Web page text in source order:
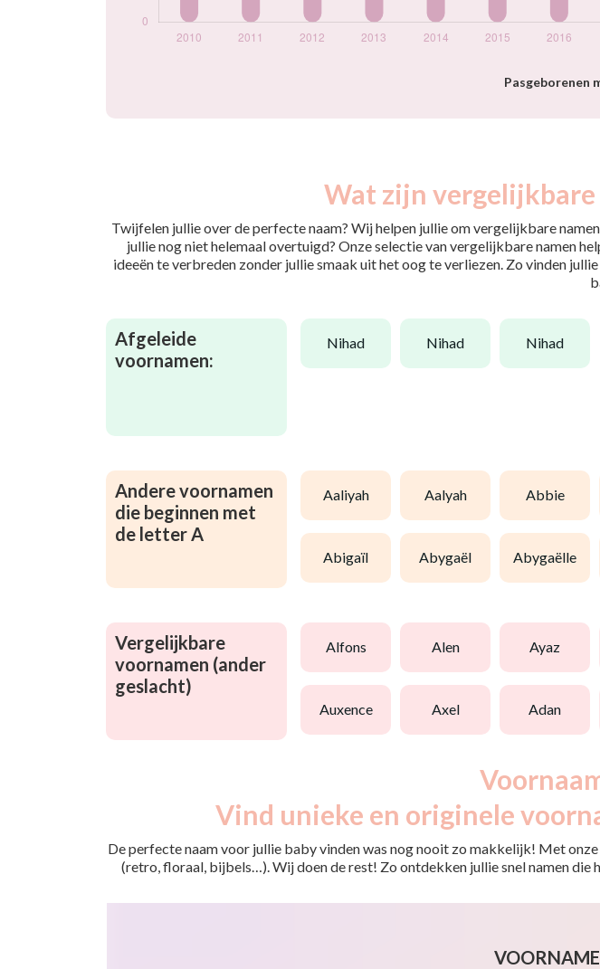
Pasgeborenen
Wat zijn
Twijfelen jullie over de perfecte naam? Wij helpen jullie om vergelijkbare
jullie nog niet helemaal overtuigd? Onze selectie van vergelijkbare namen
ideeën te verbreden zonder jullie smaak uit het oog te verliezen. Zo vinden
Afgeleide
voornamen:
nihad nihad nihad
Andere voornamen
die beginnen met
de letter A
aaliyah aalyah abbie
abigaïl abygaël abygaëlle
Vergelijkbare
voornamen (ander
geslacht)
alfons alen ayaz
auxence axel adan
Vind unieke en originele
De perfecte naam voor jullie baby vinden was nog nooit zo makkelijk! Met
(retro, floraal, bijbels…). Wij doen de rest! Zo ontdekken jullie snel namen die